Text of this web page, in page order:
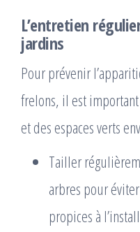
L’entretien
jardins
Pour prévenir
frelons, il est
et des espaces verts
Tailler
arbres pour
propices à